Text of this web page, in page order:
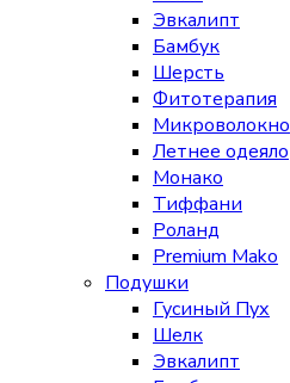
Эвкалипт
Бамбук
Шерсть
Фитотерапия
Микроволокно
Летнее одеяло
Монако
Тиффани
Роланд
Premium Mako
Подушки
Гусиный Пух
Шелк
Эвкалипт